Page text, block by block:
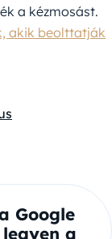
a kézmosást.
akik beolttatják
Google
a